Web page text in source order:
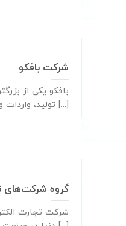
شرکت بافکو
بافکو یکی از
تولید، واردات و تامین تجهیزات [...]
گروه شرکت‌های